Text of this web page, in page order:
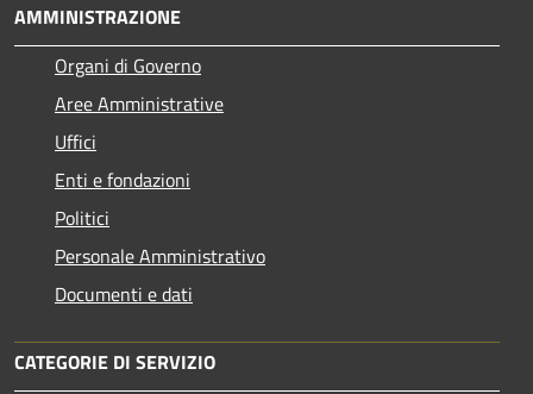
AMMINISTRAZIONE
Organi di Governo
Aree Amministrative
Uffici
Enti e fondazioni
Politici
Personale Amministrativo
Documenti e dati
CATEGORIE DI SERVIZIO